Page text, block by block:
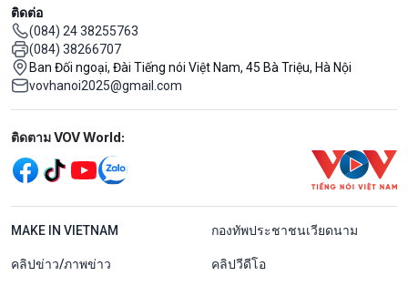
ติดต่อ
(084) 24 38255763
(084) 38266707
Ban Đối ngoại, Đài Tiếng nói Việt Nam, 45 Bà Triệu, Hà Nội
vovhanoi2025@gmail.com
Mạng xã hội
ติดตาม VOV World:
menu footer tiếng Thái
MAKE IN VIETNAM กองทัพประชาชนเวียดนาม
คลิปข่าว/ภาพข่าว คลิปวีดีโอ